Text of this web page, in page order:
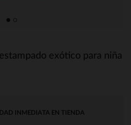
exótico para niña
INMEDIATA EN TIENDA